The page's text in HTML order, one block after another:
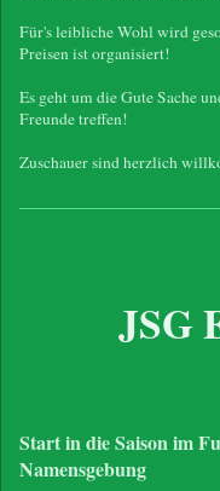
Für's leibliche Wohl wird
Preisen ist organisiert!
Es geht um die Gute Sache
Freunde treffen!
Zuschauer sind herzlich
JSG
Start in die Saison im
Namensgebung